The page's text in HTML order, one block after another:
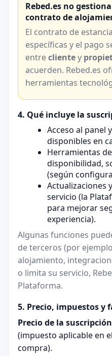
Rebed.es no
contrato de
El contrato de
específicas y el pago
entreclientey
acuerden. Rebed.es
herramientas
4. Qué incluye la
Acceso al panel
disponibles en
Herramientas
disponibilidad,
(según
Actualizaciones
servicio (la
para mejorar
experiencia).
Algunas funciones
de terceros (por
alojamiento,
o limita su servicio,
Plataforma.
5. Precio, impuestos y
Precio de la
(impuesto aplicable en
compra).